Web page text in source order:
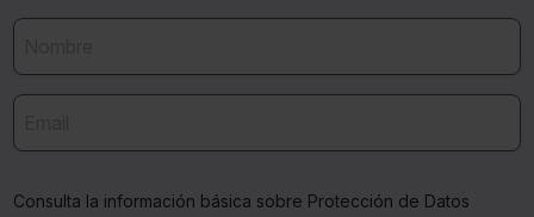
Consulta la información básica sobre Protección de Datos